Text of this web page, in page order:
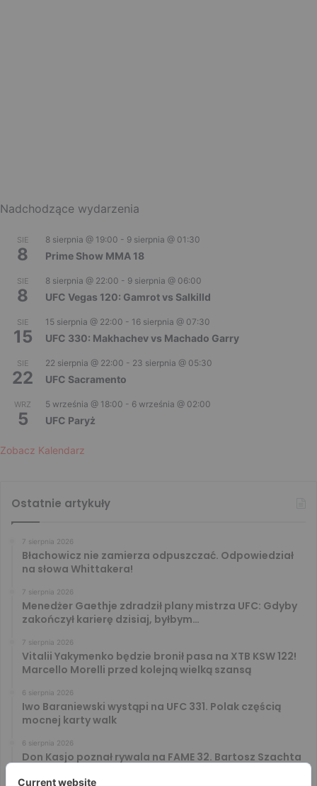
Nadchodzące wydarzenia
SIE
8
8 sierpnia @ 19:00 - 9 sierpnia @ 01:30
Prime Show MMA 18
SIE
8
8 sierpnia @ 22:00 - 9 sierpnia @ 06:00
UFC Vegas 120: Gamrot vs Salkilld
SIE
15
15 sierpnia @ 22:00 - 16 sierpnia @ 07:30
UFC 330: Makhachev vs Machado Garry
SIE
22
22 sierpnia @ 22:00 - 23 sierpnia @ 05:30
UFC Sacramento
WRZ
5
5 września @ 18:00 - 6 września @ 02:00
UFC Paryż
Zobacz Kalendarz
Ostatnie artykuły
7 sierpnia 2026
Błachowicz nie zamierza odpuszczać. Odpowiedział
na słowa Whittakera!
7 sierpnia 2026
Menedżer Gaethje zdradził plany mistrza UFC: Gdyby
zakończył karierę dzisiaj, byłbym…
7 sierpnia 2026
Vitalii Yakymenko będzie bronił pasa na XTB KSW 122!
Marcello Morelli przed kolejną wielką szansą
6 sierpnia 2026
Iwo Baraniewski wystąpi na UFC 331. Polak częścią
mocnej karty walk
6 sierpnia 2026
Don Kasjo poznał rywala na FAME 32. Bartosz Szachta